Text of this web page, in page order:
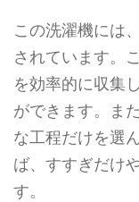
この洗濯機には
されています。
を効率的に収集
ができます。ま
な工程だけを選
ば、すすぎだけ
す。